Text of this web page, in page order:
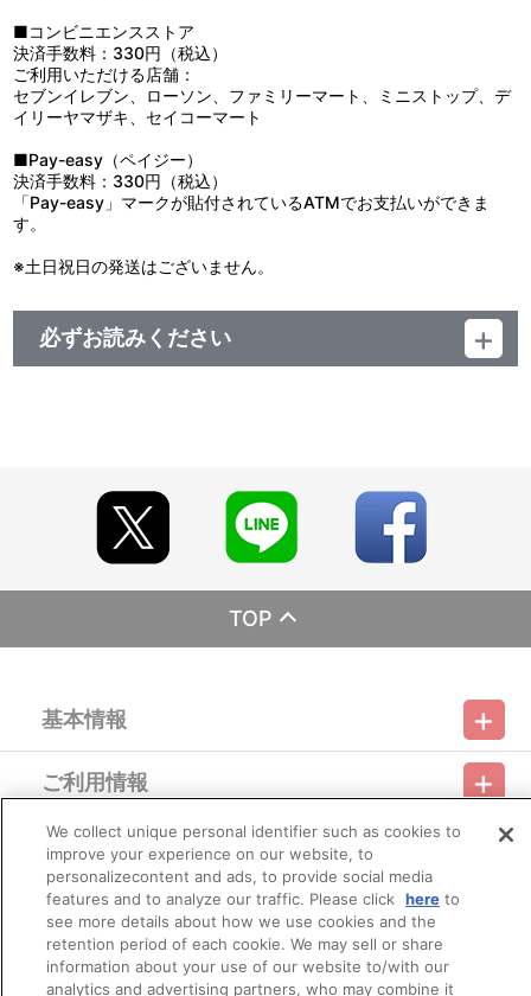
●商品の特性上、尖った部分があります。お取り扱いには十分ご注
意ください。
●汚れた場合は、水を布に含ませ、かたく絞ってからお拭きくださ
い。
●ベンジン・シンナーなどのアルコール系溶剤を使用しますと、塗
い。
■コンビニエンスストア
決済手数料：330円（税込）
ご利用いただける店舗：
セブンイレブン、ローソン、ファミリーマート、ミニストップ、デ
イリーヤマザキ、セイコーマート
■Pay-easy（ペイジー）
決済手数料：330円（税込）
「Pay-easy」マークが貼付されているATMでお支払いができま
す。
※土日祝日の発送はございません。
必ずお読みください
場合、早期にご注文の受付を終了させて頂くことがございます。
※ご要望多数の場合、お届け時期を変更し、再度受注を行うこと
がございます。
※撮影環境やご利用のモニター環境により、実物と多少異なって
見える場合がございます。
【本商品の内容】
アニメイト
※イベント会場や海外等で販売する場合があります。
※詳細は公式サイト等でご案内致します。
【ご注意（必ずお読みください）】
■商品について
※商品画像はイメージです。実際の商品仕様が異なる場合がご
ざいます。あらかじめご了承ください。
■ご注文・お支払いについて
TOP
基本情報
利用規約 特定商取引法に基づく表示
プライバシーオプション 会社概要
ご利用情報
ご利用ガイド サイトマップ お問い合わせ 推奨環境
Do Not Sell or Share My Personal Information
会員メニュー
ログイン 会員規約 新規会員登録
その他のご案内
バンダイナムコフィルムワークス
We collect unique personal identifier such as cookies to
improve your experience on our website, to
personalizecontent and ads, to provide social media
features and to analyze our traffic. Please click hereto
see more details about how we use cookies and the
retention period of each cookie. We may sell or share
information about your use of our website to/with our
analytics and advertising partners, who may combine it